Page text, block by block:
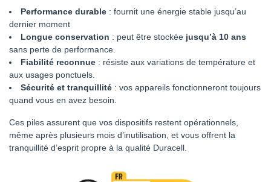
Performance durable : fournit une énergie stable jusqu’au
dernier moment
Longue conservation : peut être stockée jusqu’à 10 ans
sans perte de performance.
Fiabilité reconnue : résiste aux variations de température et
aux usages ponctuels.
Sécurité et tranquillité : vos appareils fonctionneront toujours
quand vous en avez besoin.
Ces piles assurent que vos dispositifs restent opérationnels,
même après plusieurs mois d’inutilisation, et vous offrent la
tranquillité d’esprit propre à la qualité Duracell.